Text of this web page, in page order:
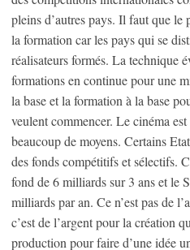
pleins d’autres pays. Il faut que
la formation car les pays qui se
réalisateurs formés. La technique
formations en continue pour une
la base et la formation à la base
veulent commencer. Le cinéma
beaucoup de moyens. Certains
des fonds compétitifs et sélectifs.
fond de 6 milliards sur 3 ans et le
milliards par an. Ce n’est pas de
c’est de l’argent pour la création
production pour faire d’une idée